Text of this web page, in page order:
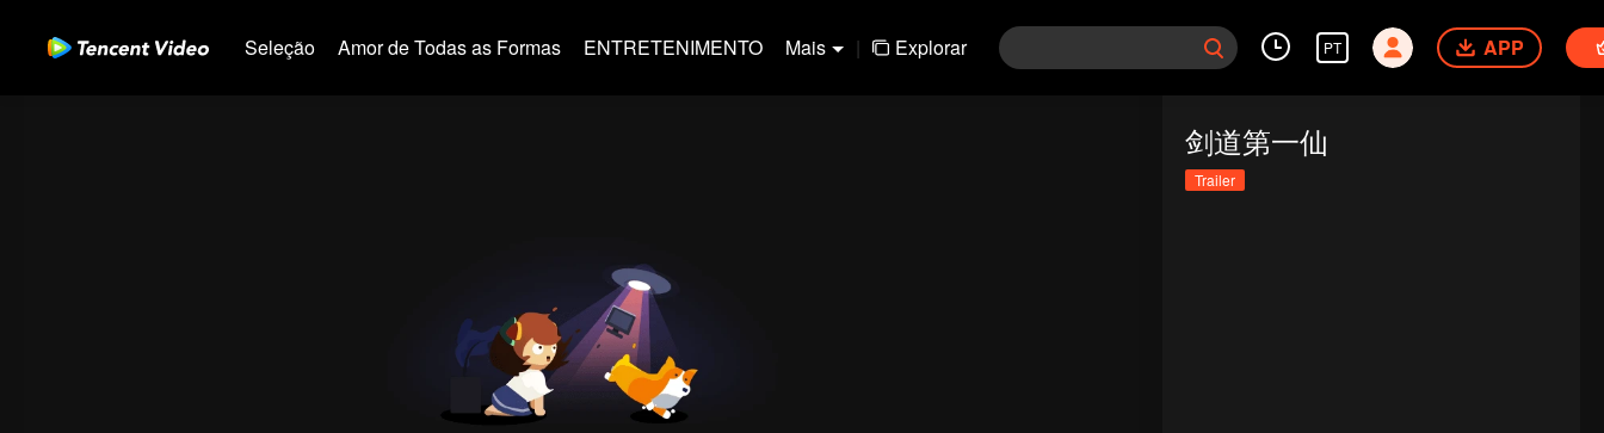
Seleção Amor de Todas as Formas ENTRETENIMENTO Mais | Explorar PT APP
剑道第一仙
Trailer